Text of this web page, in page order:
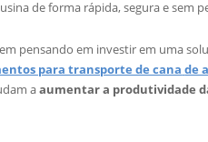
de forma rápida, segura e sem
pensando em investir em uma
para transporte de cana de
aaumentar a produtividade